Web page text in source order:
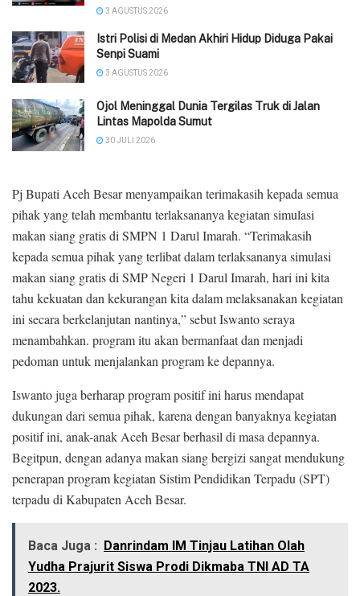
3 AGUSTUS 2026
‎Istri Polisi di Medan Akhiri Hidup Diduga Pakai
Senpi Suami
3 AGUSTUS 2026
Ojol Meninggal Dunia Tergilas Truk di Jalan
Lintas Mapolda Sumut
30 JULI 2026
Pj Bupati Aceh Besar menyampaikan terimakasih kepada semua
pihak yang telah membantu terlaksananya kegiatan simulasi
makan siang gratis di SMPN 1 Darul Imarah. “Terimakasih
kepada semua pihak yang terlibat dalam terlaksananya simulasi
makan siang gratis di SMP Negeri 1 Darul Imarah, hari ini kita
tahu kekuatan dan kekurangan kita dalam melaksanakan kegiatan
ini secara berkelanjutan nantinya,” sebut Iswanto seraya
menambahkan. program itu akan bermanfaat dan menjadi
pedoman untuk menjalankan program ke depannya.
Iswanto juga berharap program positif ini harus mendapat
dukungan dari semua pihak, karena dengan banyaknya kegiatan
positif ini, anak-anak Aceh Besar berhasil di masa depannya.
Begitpun, dengan adanya makan siang bergizi sangat mendukung
penerapan program kegiatan Sistim Pendidikan Terpadu (SPT)
terpadu di Kabupaten Aceh Besar.
Baca Juga : Danrindam IM Tinjau Latihan Olah
Yudha Prajurit Siswa Prodi Dikmaba TNI AD TA
2023.